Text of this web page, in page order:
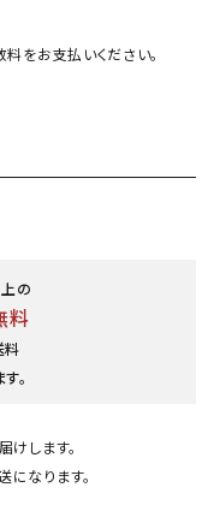
をお支払いください。
上の
料
料
。
します。
なります。